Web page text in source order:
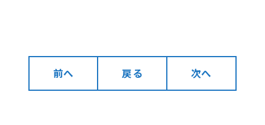
前へ 戻る 次へ